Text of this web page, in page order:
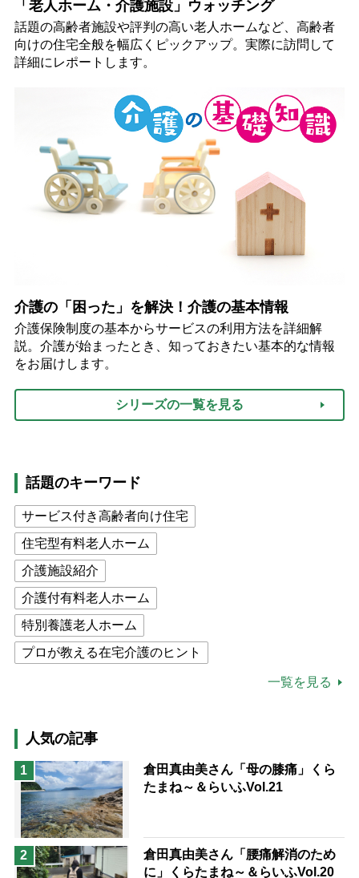
「老人ホーム・介護施設」ウォッチング
話題の高齢者施設や評判の高い老人ホームなど、高齢者
向けの住宅全般を幅広くピックアップ。実際に訪問して
詳細にレポートします。
介護の「困った」を解決！介護の基本情報
介護保険制度の基本からサービスの利用方法を詳細解
説。介護が始まったとき、知っておきたい基本的な情報
をお届けします。
シリーズの一覧を見る
話題のキーワード
サービス付き高齢者向け住宅
住宅型有料老人ホーム
介護施設紹介
介護付有料老人ホーム
特別養護老人ホーム
プロが教える在宅介護のヒント
猫が母になつきません
息子の遠距離介護サバイバル術
兄がボケました
便利なサービス
予防法
一覧を見る
人気の記事
1
倉田真由美さん「母の膝痛」くら
たまね～＆らいふVol.21
2
倉田真由美さん「腰痛解消のため
に」くらたまね～＆らいふVol.20